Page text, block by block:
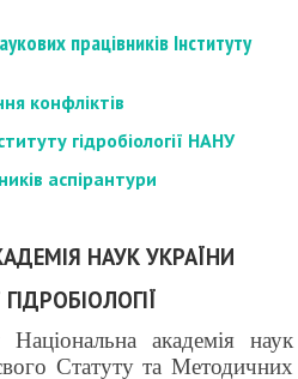
працівників Інституту
конфліктів
гідробіології НАНУ
аспірантури
НАУК УКРАЇНИ
академія наук
Статуту та Методичних